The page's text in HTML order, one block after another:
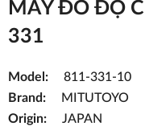
MÁY ĐO ĐỘ
331
Model:
811-331-10
Brand:
MITUTOYO
Origin:
JAPAN